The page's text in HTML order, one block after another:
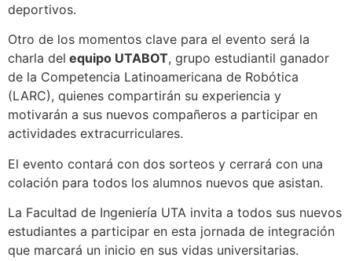
deportivos.
Otro de los momentos clave para el evento será la
charla del equipo UTABOT, grupo estudiantil ganador
de la Competencia Latinoamericana de Robótica
(LARC), quienes compartirán su experiencia y
motivarán a sus nuevos compañeros a participar en
actividades extracurriculares.
El evento contará con dos sorteos y cerrará con una
colación para todos los alumnos nuevos que asistan.
La Facultad de Ingeniería UTA invita a todos sus nuevos
estudiantes a participar en esta jornada de integración
que marcará un inicio en sus vidas universitarias.